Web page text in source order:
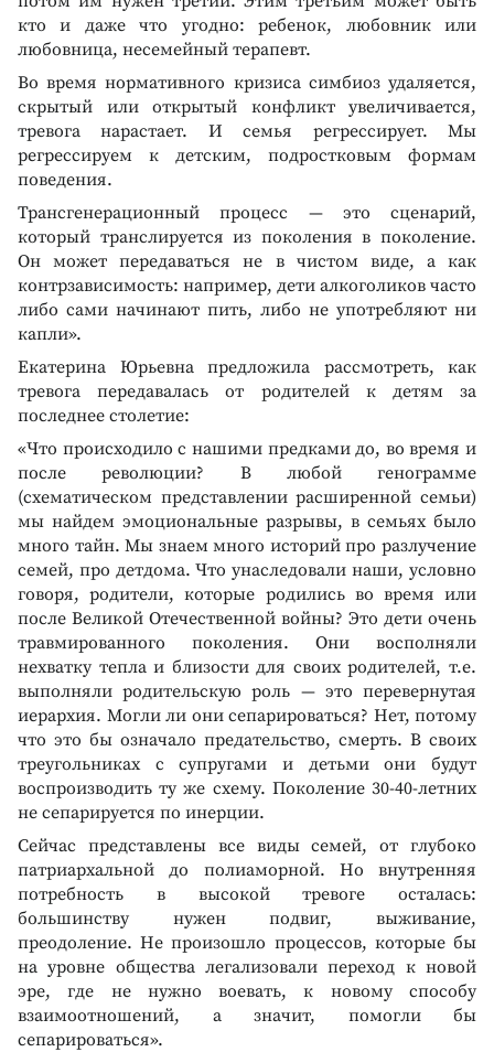
кто и даже что угодно: ребенок, любовник или
любовница, несемейный терапевт.
Во время нормативного кризиса симбиоз удаляется,
скрытый или открытый конфликт увеличивается,
тревога нарастает. И семья регрессирует. Мы
регрессируем к детским, подростковым формам
поведения.
Трансгенерационный процесс — это сценарий,
который транслируется из поколения в поколение.
Он может передаваться не в чистом виде, а как
контрзависимость: например, дети алкоголиков часто
либо сами начинают пить, либо не употребляют ни
капли».
Екатерина Юрьевна предложила рассмотреть, как
тревога передавалась от родителей к детям за
последнее столетие:
«Что происходило с нашими предками до, во время и
после революции? В любой генограмме
(схематическом представлении расширенной семьи)
мы найдем эмоциональные разрывы, в семьях было
много тайн. Мы знаем много историй про разлучение
семей, про детдома. Что унаследовали наши, условно
говоря, родители, которые родились во время или
после Великой Отечественной войны? Это дети очень
травмированного поколения. Они восполняли
нехватку тепла и близости для своих родителей, т.е.
выполняли родительскую роль — это перевернутая
иерархия. Могли ли они сепарироваться? Нет, потому
что это бы означало предательство, смерть. В своих
треугольниках с супругами и детьми они будут
воспроизводить ту же схему. Поколение 30-40-летних
не сепарируется по инерции.
Сейчас представлены все виды семей, от глубоко
патриархальной до полиаморной. Но внутренняя
потребность в высокой тревоге осталась:
большинству нужен подвиг, выживание,
преодоление. Не произошло процессов, которые бы
на уровне общества легализовали переход к новой
эре, где не нужно воевать, к новому способу
взаимоотношений, а значит, помогли бы
сепарироваться».